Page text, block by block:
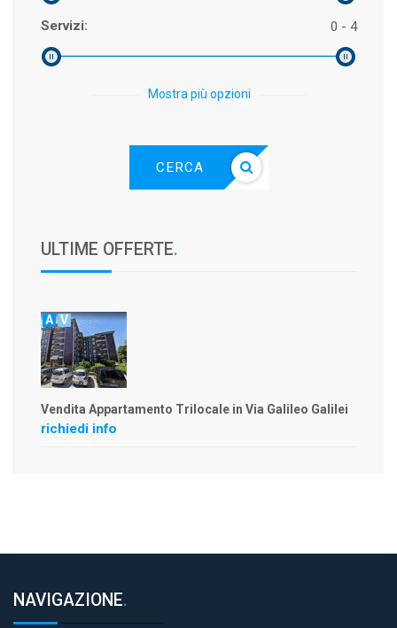
Servizi: 0 - 4
Mostra più opzioni
CERCA
ULTIME OFFERTE.
A V
Vendita Appartamento Trilocale in Via Galileo Galilei
richiedi info
NAVIGAZIONE.